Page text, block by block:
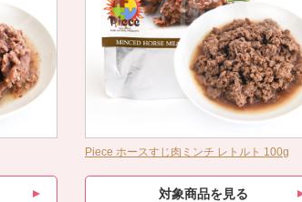
Piece ホースすじ肉ミンチ レトルト 100g
対象商品を見る